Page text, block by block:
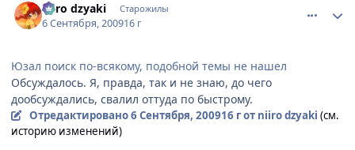
niiro dzyaki Старожилы
6 Сентября, 200916 г
Юзал поиск по-всякому, подобной темы не нашел
Обсуждалось. Я, правда, так и не знаю, до чего
дообсуждались, свалил оттуда по быстрому.
Отредактировано6 Сентября, 200916 гот niiro dzyaki (см.
историю изменений)